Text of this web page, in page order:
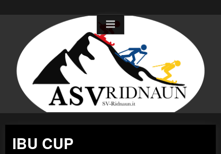
IBU CUP